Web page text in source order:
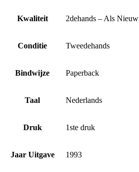
Kwaliteit 2dehands – Als Nieuw
Conditie Tweedehands
Bindwijze Paperback
Taal Nederlands
Druk 1ste druk
Jaar Uitgave 1993